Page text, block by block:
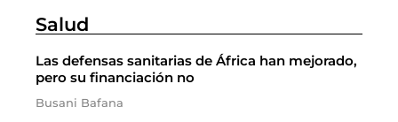
Salud
Las defensas sanitarias de África han mejorado,
pero su financiación no
Busani Bafana